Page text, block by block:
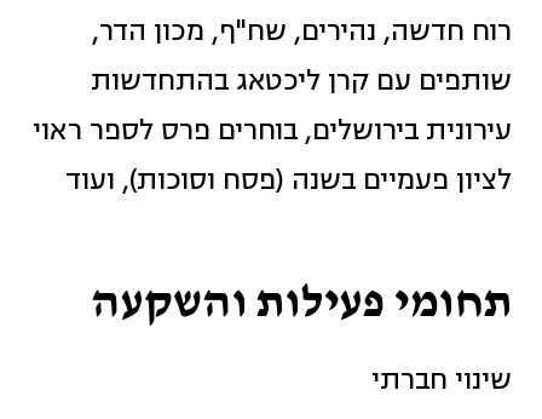
רוח חדשה, נהירים, שח"ף, מכון הדר,
שותפים עם קרן ליכטאג בהתחדשות
עירונית בירושלים, בוחרים פרס לספר ראוי
לציון פעמיים בשנה (פסח וסוכות), ועוד
תחומי פעילות והשקעה
שינוי חברתי